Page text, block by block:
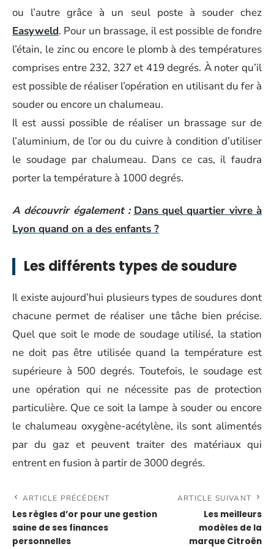
ou l’autre grâce à un seul poste à souder chez
Easyweld. Pour un brassage, il est possible de fondre
l’étain, le zinc ou encore le plomb à des températures
comprises entre 232, 327 et 419 degrés. À noter qu’il
est possible de réaliser l’opération en utilisant du fer à
souder ou encore un chalumeau.
Il est aussi possible de réaliser un brassage sur de
l’aluminium, de l’or ou du cuivre à condition d’utiliser
le soudage par chalumeau. Dans ce cas, il faudra
porter la température à 1000 degrés.
A découvrir également : Dans quel quartier vivre à
Lyon quand on a des enfants ?
Les différents types de soudure
Il existe aujourd’hui plusieurs types de soudures dont
chacune permet de réaliser une tâche bien précise.
Quel que soit le mode de soudage utilisé, la station
ne doit pas être utilisée quand la température est
supérieure à 500 degrés. Toutefois, le soudage est
une opération qui ne nécessite pas de protection
particulière. Que ce soit la lampe à souder ou encore
le chalumeau oxygène-acétylène, ils sont alimentés
par du gaz et peuvent traiter des matériaux qui
entrent en fusion à partir de 3000 degrés.
ARTICLE PRÉCÉDENT
Les règles d’or pour une gestion
saine de ses finances
personnelles
ARTICLE SUIVANT
Les meilleurs
modèles de la
marque Citroën